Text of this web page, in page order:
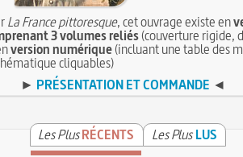
La France pittoresque, cet ouvrage existe en
3 volumes reliés(couverture rigide,
version numérique(incluant une table des
cliquables)
► PRÉSENTATION ET COMMANDE ◄
Les PlusRÉCENTS Les Plus LUS